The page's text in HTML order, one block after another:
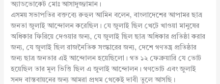
অ্যাডভোকেট মোঃ আসাদুজ্জামান।
এসময় সভাপতির বক্তব্যে রুহুল আমিন বলেন, বাংলাদেশের আপামর ছাত্র
জনতা জুলাই আন্দোলন করেছিল। যে জুলাই ছিল খেটে খাওয়া মানুষের
অধিকার ফিরিয়ে দেওয়ার জন্য, যে জুলাই ছিল ছাত্র অধিকার প্রতিষ্ঠা করার
জন্য, যে জুলাই ছিল রাজনৈতিক সংস্কারের জন্য, দেশে গণতন্ত্র প্রতিষ্ঠার
জন্য ছাত্র জনতার এই আন্দোলন হয়েছিলো। গত ১২ ফেব্রুয়ারি যে ভোট
হয়েছিল তার মূল ভিত্তি ছিল এ জুলাই আন্দোলন। গণভোট এবং জুলাই
সনদ বাস্তবায়নের জন্য আমরা প্রথম থেকেই দাবী তুলে আসছি।